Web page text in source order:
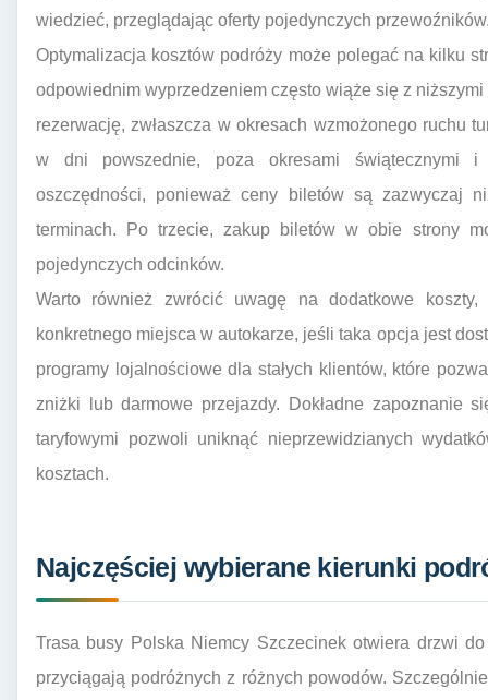
wiedzieć, przeglądając oferty pojedynczych
Optymalizacja kosztów podróży może polegać na kilku
odpowiednim wyprzedzeniem często wiąże się z
rezerwację, zwłaszcza w okresach wzmożonego ruchu
w dni powszednie, poza okresami świątecznymi i
oszczędności, ponieważ ceny biletów są zazwyczaj
terminach. Po trzecie, zakup biletów w obie strony
pojedynczych odcinków.
Warto również zwrócić uwagę na dodatkowe
konkretnego miejsca w autokarze, jeśli taka opcja jest
programy lojalnościowe dla stałych klientów, które
zniżki lub darmowe przejazdy. Dokładne zapoznanie
taryfowymi pozwoli uniknąć nieprzewidzianych
kosztach.
Najczęściej wybierane kierunki
Trasa busy Polska Niemcy Szczecinek otwiera drzwi
przyciągają podróżnych z różnych powodów.